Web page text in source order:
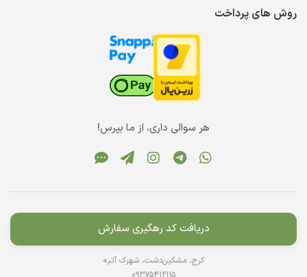
روش های پرداخت
هر سوالی داری، از ما بپرس!
دریافت کد رهگیری سفارش
کرج، مشکین‌دشت، شهرک آتیه